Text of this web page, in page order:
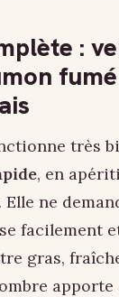
:
très
, en
ne
facilement
gras,
apporte